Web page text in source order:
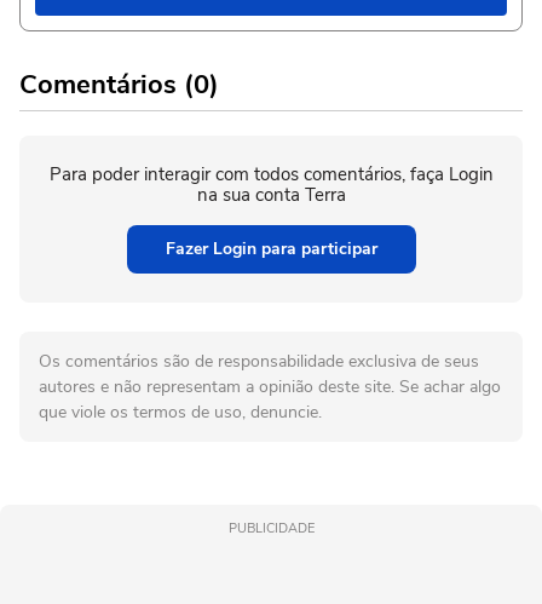
Comentários (0)
Para poder interagir com todos comentários, faça Login
na sua conta Terra
Fazer Login para participar
Os comentários são de responsabilidade exclusiva de seus
autores e não representam a opinião deste site. Se achar algo
que viole os termos de uso, denuncie.
PUBLICIDADE